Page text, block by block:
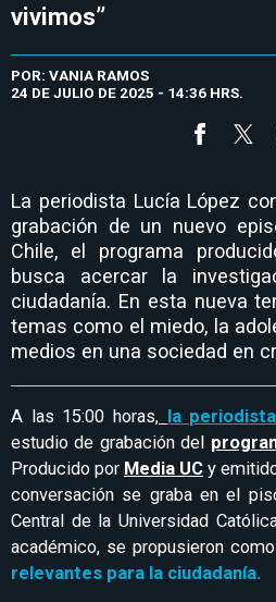
vivimos”
POR: VANIA RAMOS
24 DE JULIO DE 2025 - 14:36 HRS.
La periodista Lucía López
grabación de un nuevo
Chile, el programa
busca acercar la
ciudadanía. En esta nueva
temas como el miedo, la
medios en una sociedad en
A las 15:00 horas, la
estudio de grabación del
Producido por Media UC y
conversación se graba en el
Central de la Universidad
académico, se propusieron
relevantes para la ciudadanía.